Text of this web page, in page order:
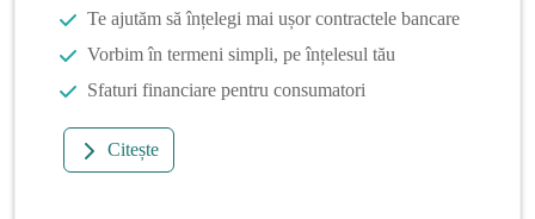
Te ajutăm să înțelegi mai ușor contractele bancare
Vorbim în termeni simpli, pe înțelesul tău
Sfaturi financiare pentru consumatori
Citește